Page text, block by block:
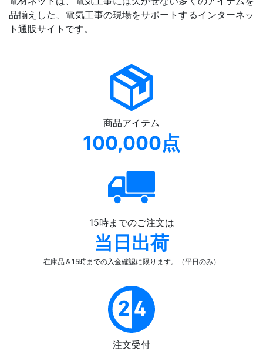
品揃えした、電気工事の現場をサポートするインターネッ
ト通販サイトです。
商品アイテム
100,000点
15時までのご注文は
当日出荷
在庫品＆15時までの入金確認に限ります。（平日のみ）
注文受付